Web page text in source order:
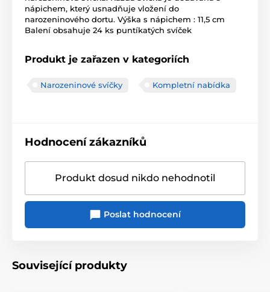
nápichem, který usnadňuje vložení do
narozeninového dortu. Výška s nápichem : 11,5 cm
Balení obsahuje 24 ks puntíkatých svíček
Produkt je zařazen v kategoriích
Narozeninové svíčky Kompletní nabídka
Hodnocení zákazníků
Produkt dosud nikdo nehodnotil
Poslat hodnocení
Související produkty